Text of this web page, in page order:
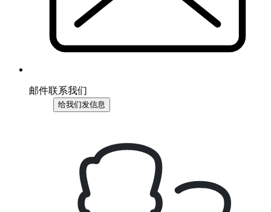
邮件联系我们
给我们发信息